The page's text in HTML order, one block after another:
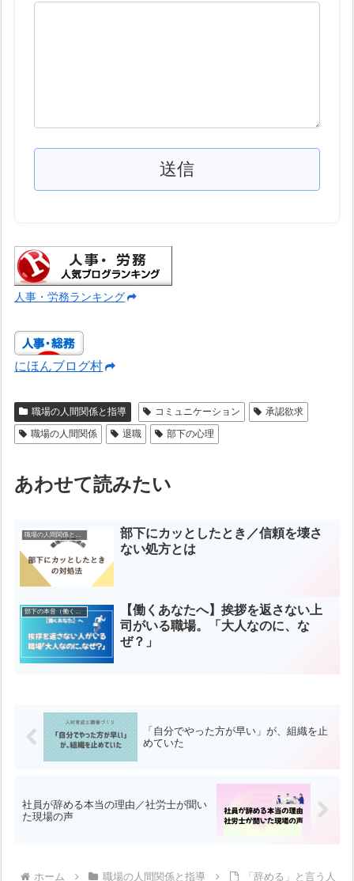
人事・労務ランキング
にほんブログ村
職場の人間関係と指導 コミュニケーション
承認欲求
職場の人間関係
退職 部下の心理
あわせて読みたい
職場の人間関係と指導
部下にカッとしたとき／信頼を壊さ
ない処方とは
部下の本音（働くあなたへ）
【働くあなたへ】挨拶を返さない上
司がいる職場。「大人なのに、な
ぜ？」
「自分でやった方が早い」が、組織を止
めていた
社員が辞める本当の理由／社労士が聞い
た現場の声
ホーム 職場の人間関係と指導
「辞める」と言う人